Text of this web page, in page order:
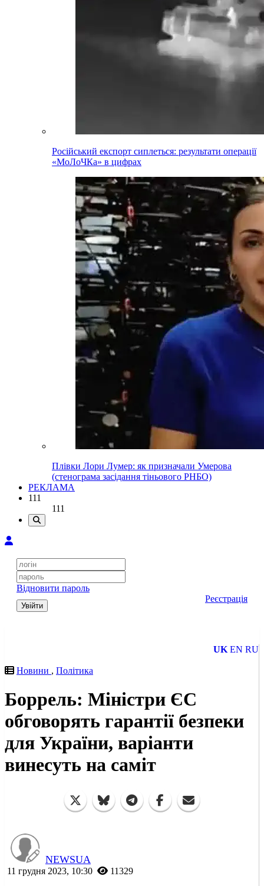
Російський експорт сиплеться: результати операції
«МоЛоЧКа» в цифрах
Плівки Лори Лумер: як призначали Умерова
(стенограма засідання тіньового РНБО)
РЕКЛАМА
111
111
Відновити пароль
Увійти
Реєстрація
UK EN RU
Новини , Політика
Боррель: Міністри ЄС
обговорять гарантії безпеки
для України, варіанти
винесуть на саміт
NEWSUA
11 грудня 2023, 10:30 11329